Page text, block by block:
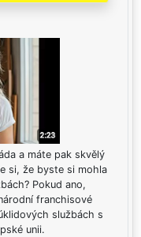
a máte pak skvělý
si, že byste si mohla
Pokud ano,
franchisové
službách s
unii.